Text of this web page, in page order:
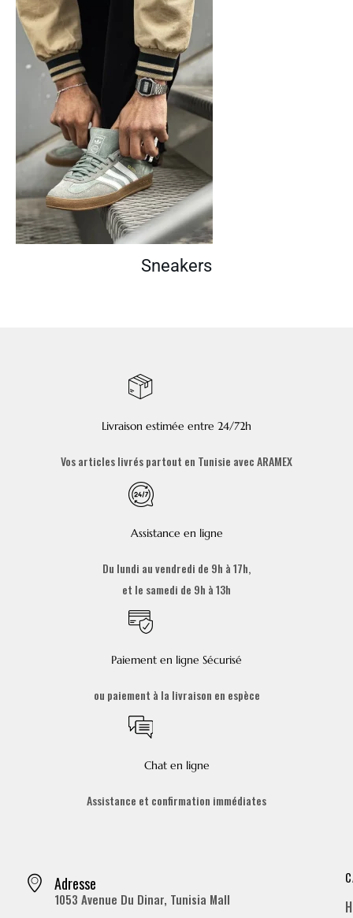
Sneakers
Livraison estimée entre 24/72h
Vos articles livrés partout en Tunisie avec ARAMEX
Assistance en ligne
Du lundi au vendredi de 9h à 17h,
et le samedi de 9h à 13h
Paiement en ligne Sécurisé
ou paiement à la livraison en espèce
Chat en ligne
Assistance et confirmation immédiates
Adresse
1053 Avenue Du Dinar, Tunisia Mall